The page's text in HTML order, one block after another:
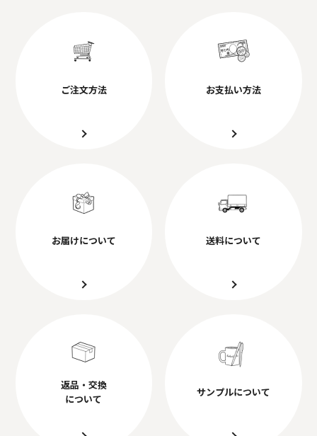
ご注文方法 お支払い方法
お届けについて 送料について
返品・交換
について
サンプルについて